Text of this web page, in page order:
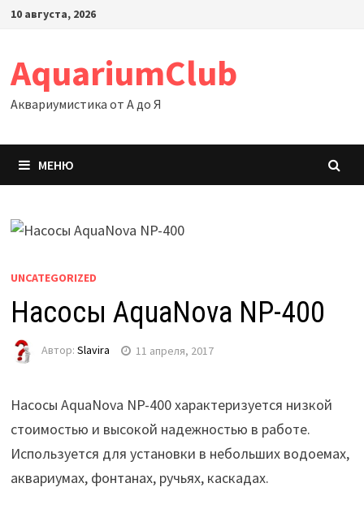
Перейти
10 августа, 2026
AquariumClub
Аквариумистика от А до Я
МЕНЮ
UNCATEGORIZED
Насосы AquaNova NP-400
Автор: Slavira 11 апреля, 2017
Насосы AquaNova NP-400 характеризуется низкой
стоимостью и высокой надежностью в работе.
Используется для установки в небольших водоемах,
аквариумах, фонтанах, ручьях, каскадах.